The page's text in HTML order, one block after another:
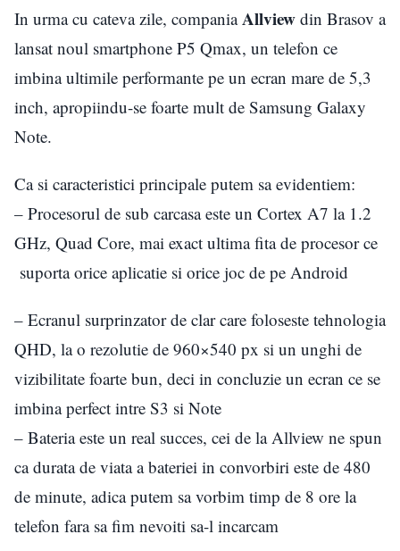
In urma cu cateva zile, companiaAllview din Brasov a
lansat noul smartphone P5 Qmax, un telefon ce
imbina ultimile performante pe un ecran mare de 5,3
inch, apropiindu-se foarte mult de Samsung Galaxy
Note.
Ca si caracteristici principale putem sa evidentiem:
– Procesorul de sub carcasa este un Cortex A7 la 1.2
GHz, Quad Core, mai exact ultima fita de procesor ce
suporta orice aplicatie si orice joc de pe Android
– Ecranul surprinzator de clar care foloseste tehnologia
QHD, la o rezolutie de 960×540 px si un unghi de
vizibilitate foarte bun, deci in concluzie un ecran ce se
imbina perfect intre S3 si Note
– Bateria este un real succes, cei de la Allview ne spun
ca durata de viata a bateriei in convorbiri este de 480
de minute, adica putem sa vorbim timp de 8 ore la
telefon fara sa fim nevoiti sa-l incarcam